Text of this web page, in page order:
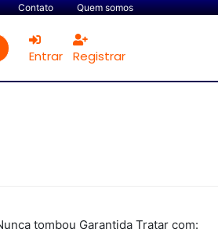
Contato Quem somos
Entrar Registrar
tombou Garantida Tratar com: